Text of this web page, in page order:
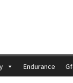
Endurance